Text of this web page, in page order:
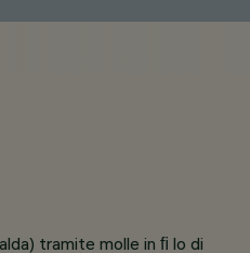
tramite molle in ﬁ lo di